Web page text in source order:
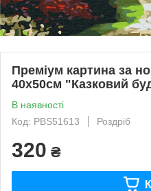
Преміум картина за
40x50см "Казковий
В наявності
Код: PBS51613
Роздріб
320 ₴